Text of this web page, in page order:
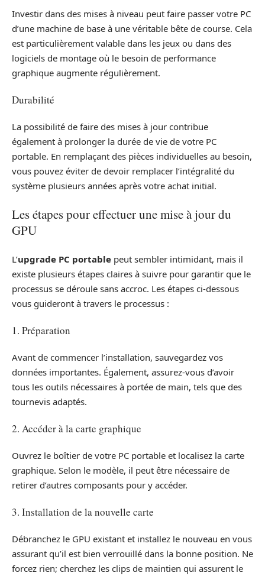
Investir dans des mises à niveau peut faire passer votre PC
d’une machine de base à une véritable bête de course. Cela
est particulièrement valable dans les jeux ou dans des
logiciels de montage où le besoin de performance
graphique augmente régulièrement.
Durabilité
La possibilité de faire des mises à jour contribue
également à prolonger la durée de vie de votre PC
portable. En remplaçant des pièces individuelles au besoin,
vous pouvez éviter de devoir remplacer l’intégralité du
système plusieurs années après votre achat initial.
Les étapes pour effectuer une mise à jour du
GPU
L’upgrade PC portable peut sembler intimidant, mais il
existe plusieurs étapes claires à suivre pour garantir que le
processus se déroule sans accroc. Les étapes ci-dessous
vous guideront à travers le processus :
1. Préparation
Avant de commencer l’installation, sauvegardez vos
données importantes. Également, assurez-vous d’avoir
tous les outils nécessaires à portée de main, tels que des
tournevis adaptés.
2. Accéder à la carte graphique
Ouvrez le boîtier de votre PC portable et localisez la carte
graphique. Selon le modèle, il peut être nécessaire de
retirer d’autres composants pour y accéder.
3. Installation de la nouvelle carte
Débranchez le GPU existant et installez le nouveau en vous
assurant qu’il est bien verrouillé dans la bonne position. Ne
forcez rien; cherchez les clips de maintien qui assurent le